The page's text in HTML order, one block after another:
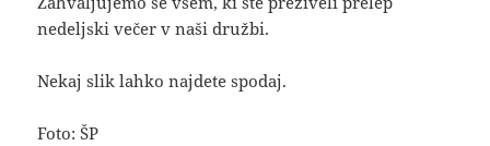
nedeljski večer v naši družbi.
Nekaj slik lahko najdete spodaj.
Foto: ŠP